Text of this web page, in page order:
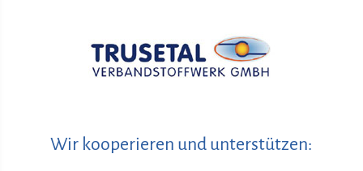
Wir kooperieren und unterstützen: